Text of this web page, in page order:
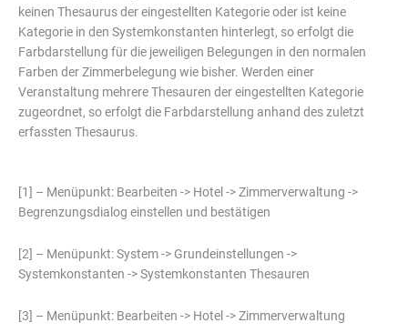
keinen Thesaurus der eingestellten Kategorie oder ist keine
Kategorie in den Systemkonstanten hinterlegt, so erfolgt die
Farbdarstellung für die jeweiligen Belegungen in den normalen
Farben der Zimmerbelegung wie bisher. Werden einer
Veranstaltung mehrere Thesauren der eingestellten Kategorie
zugeordnet, so erfolgt die Farbdarstellung anhand des zuletzt
erfassten Thesaurus.
[1] – Menüpunkt: Bearbeiten -> Hotel -> Zimmerverwaltung ->
Begrenzungsdialog einstellen und bestätigen
[2] – Menüpunkt: System -> Grundeinstellungen ->
Systemkonstanten -> Systemkonstanten Thesauren
[3] – Menüpunkt: Bearbeiten -> Hotel -> Zimmerverwaltung